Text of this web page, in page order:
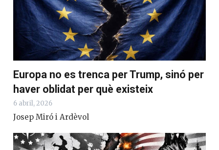
Europa no es trenca per Trump, sinó per
haver oblidat per què existeix
6 abril, 2026
Josep Miró i Ardèvol